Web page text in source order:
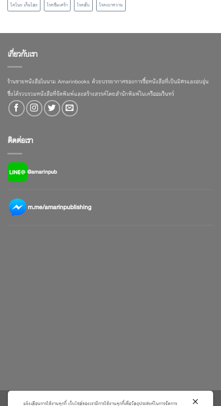
โคโนะ เก็นโตะ
โรคซึมเศร้า โรคตับ โรคเบาหวาน
เกี่ยวกับเรา
ร้านขายหนังสือในนาม Amarinbooks ด้วยบรรยากาศของการซื้อหนังสือที่เป็นมิตรและอบอุ่น
ซึ่งได้รวบรวมหนังสือที่จัดพิมพ์และสร้างสรรค์โดยสำนักพิมพ์ในเครืออมรินทร์
ติดต่อเรา
@amarinpub
m.me/amarinpublishing
แจ้งเตือนการใช้งานคุกกี้ เว็บไซต์ของเรามีการใช้งานคุกกี้เพื่อวัตถุประสงค์ในการจัดการ